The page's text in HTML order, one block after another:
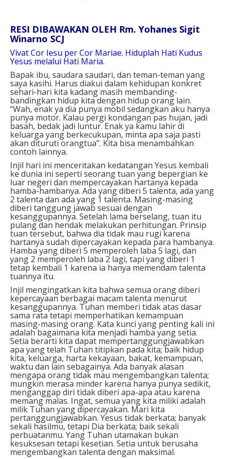
RESI DIBAWAKAN OLEH Rm. Yohanes Sigit
Winarno SCJ
Vivat Cor Iesu per Cor Mariae. Hiduplah Hati Kudus
Yesus melalui Hati Maria.
Bapak ibu, saudara saudari, dan teman-teman yang
saya kasihi. Harus diakui dalam kehidupan konkret
sehari-hari kita kadang masih membanding-
bandingkan hidup kita dengan hidup orang lain.
“Wah, enak ya dia punya mobil sedangkan aku hanya
punya motor. Kalau pergi kondangan pas hujan, jadi
basah, bedak jadi luntur. Enak ya kamu lahir di
keluarga yang berkecukupan, minta apa saja pasti
akan dituruti orangtua”. Kita bisa menambahkan
contoh lainnya.
Injil hari ini menceritakan kedatangan Yesus kembali
ke dunia ini seperti seorang tuan yang bepergian ke
luar negeri dan mempercayakan hartanya kepada
hamba-hambanya. Ada yang diberi 5 talenta, ada yang
2 talenta dan ada yang 1 talenta. Masing-masing
diberi tanggung jawab sesuai dengan
kesanggupannya. Setelah lama berselang, tuan itu
pulang dan hendak melakukan perhitungan. Prinsip
tuan tersebut, bahwa dia tidak mau rugi karena
hartanya sudah dipercayakan kepada para hambanya.
Hamba yang diberi 5 memperoleh laba 5 lagi, dan
yang 2 memperoleh laba 2 lagi, tapi yang diberi 1
tetap kembali 1 karena ia hanya memendam talenta
tuannya itu.
Injil mengingatkan kita bahwa semua orang diberi
kepercayaan berbagai macam talenta menurut
kesanggupannya. Tuhan memberi tidak atas dasar
sama rata tetapi memperhatikan kemampuan
masing-masing orang. Kata kunci yang penting kali ini
adalah bagaimana kita menjadi hamba yang setia.
Setia berarti kita dapat mempertanggungjawabkan
apa yang telah Tuhan titipkan pada kita; baik hidup
kita, keluarga, harta kekayaan, bakat, kemampuan,
waktu dan lain sebagainya. Ada banyak alasan
mengapa orang tidak mau mengembangkan talenta;
mungkin merasa minder karena hanya punya sedikit,
menganggap diri tidak diberi apa-apa atau karena
memang malas. Ingat, semua yang kita miliki adalah
milik Tuhan yang dipercayakan. Mari kita
pertanggungjawabkan. Yesus tidak berkata; banyak
sekali hasilmu, tetapi Dia berkata; baik sekali
perbuatanmu. Yang Tuhan utamakan bukan
kesuksesan tetapi kesetian. Setia untuk berusaha
mengembangkan talenta dengan maksimal.